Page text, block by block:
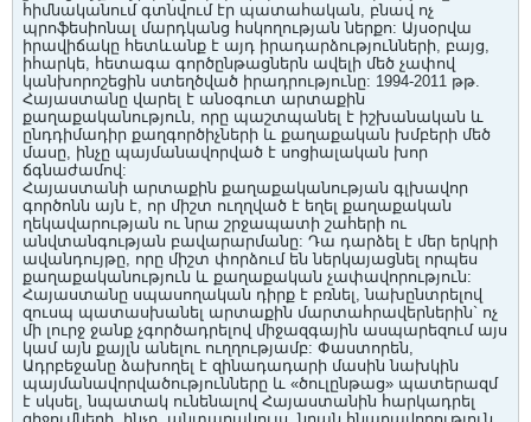
հիմնականում գտնվում էր պատահական, բնավ ոչ
պրոֆեսիոնալ մարդկանց հսկողության ներքո: Այսօրվա
իրավիճակը հետևանք է այդ իրադարձությունների, բայց,
իհարկե, հետագա գործընթացներն ավելի մեծ չափով
կանխորոշեցին ստեղծված իրադրությունը: 1994-2011 թթ.
Հայաստանը վարել է անօգուտ արտաքին
քաղաքականություն, որը պաշտպանել է իշխանական և
ընդդիմադիր քաղգործիչների և քաղաքական խմբերի մեծ
մասը, ինչը պայմանավորված է սոցիալական խոր
ճգնաժամով:
Հայաստանի արտաքին քաղաքականության գլխավոր
գործոնն այն է, որ միշտ ուղղված է եղել քաղաքական
ղեկավարության ու նրա շրջապատի շահերի ու
անվտանգության բավարարմանը: Դա դարձել է մեր երկրի
ավանդույթը, որը միշտ փորձում են ներկայացնել որպես
քաղաքականություն և քաղաքական չափավորություն:
Հայաստանը սպասողական դիրք է բռնել, նախընտրելով
զուսպ պատասխանել արտաքին մարտահրավերներին` ոչ
մի լուրջ ջանք չգործադրելով միջազգային ասպարեզում այս
կամ այն քայլն անելու ուղղությամբ: Փաստորեն,
Ադրբեջանը ձախողել է զինադադարի մասին նախկին
պայմանավորվածությունները և «ծուլընթաց» պատերազմ
է սկսել, նպատակ ունենալով Հայաստանին հարկադրել